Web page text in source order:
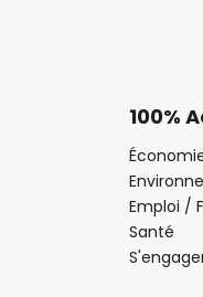
100%
Emploi /
Santé